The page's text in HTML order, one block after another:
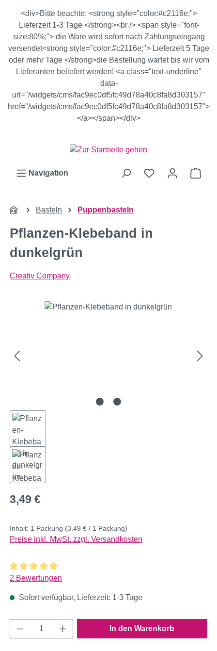
Zum Hauptinhalt springen
<div>Bitte beachte: <strong style="color:#c2116e;">
Lieferzeit 1-3 Tage </strong><br /> <span style="font-
size:80%;"> die Ware wird sofort nach Zahlungseingang
versendet<strong style="color:#c2116e;"> Lieferzeit 5 Tage
oder mehr Tage </strong>die Bestellung wartet bis wir vom
Lieferanten beliefert werden! <a class="text-underline"
data-
url="/widgets/cms/fac9ec0df5fc49d78a40c8fa8d303157"
href="/widgets/cms/fac9ec0df5fc49d78a40c8fa8d303157">
</a></span></div>
Navigation
Basteln Puppenbasteln
Pflanzen-Klebeband in
dunkelgrün
Creativ Company
Bildergalerie überspringen
Regulärer Preis:
3,49 €
Inhalt: 1 Packung (3,49 € / 1 Packung)
Preise inkl. MwSt. zzgl. Versandkosten
Durchschnittliche Bewertung von 5 von 5 Sternen
2 Bewertungen
Sofort verfügbar, Lieferzeit: 1-3 Tage
Produkt Anzahl: Gib den gewünschten
In den Warenkorb